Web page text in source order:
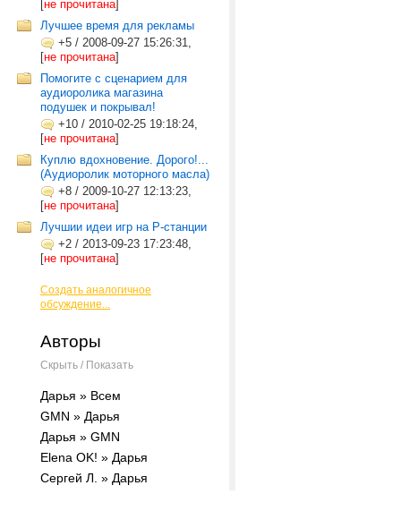
не прочитана]
Лучшее время для рекламы
+5 / 2008-09-27 15:26:31,
[не прочитана]
Помогите с сценарием для
аудиоролика магазина
подушек и покрывал!
+10 / 2010-02-25 19:18:24,
[не прочитана]
Куплю вдохновение. Дорого!...
(Аудиоролик моторного масла)
+8 / 2009-10-27 12:13:23,
[не прочитана]
Лучшии идеи игр на Р-станции
+2 / 2013-09-23 17:23:48,
[не прочитана]
Создать аналогичное
обсуждение...
Авторы
Скрыть / Показать
Дарья » Всем
GMN » Дарья
Дарья » GMN
Elena OK! » Дарья
Сергей Л. » Дарья